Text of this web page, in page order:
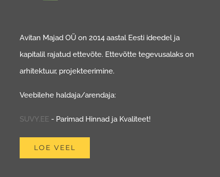
Avitan Majad OÜ on 2014 aastal Eesti ideedel ja
kapitalil rajatud ettevõte. Ettevõtte tegevusalaks on
arhitektuur, projekteerimine.
Veebilehe haldaja/arendaja:
SUVY.EE - Parimad Hinnad ja Kvaliteet!
LOE VEEL